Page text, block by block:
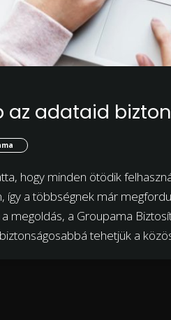
az adataid
hogy minden ötödik
így a többségnek már
megoldás, a Groupama
tehetjük a